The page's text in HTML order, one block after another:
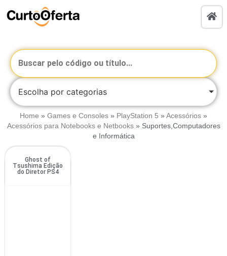
Escolha por categorias
Home » Games e Consoles » PlayStation 5 » Acessórios »
Acessórios para Notebooks e Netbooks» Suportes,Computadores
e Informática
Ghost of
Tsushima Edição
do Diretor PS4